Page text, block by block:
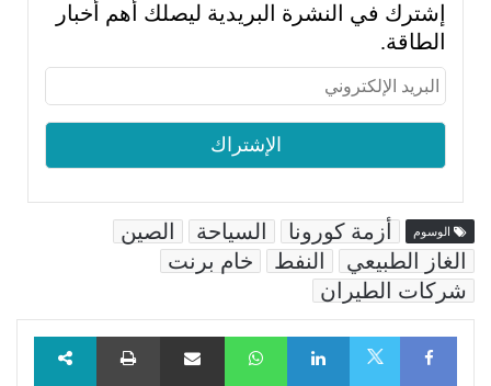
إشترك في النشرة البريدية ليصلك أهم أخبار
الطاقة.
الوسوم أزمة كورونا السياحة
الصين
الغاز الطبيعي
النفط
خام برنت
شركات الطيران
Facebook
LinkedIn
WhatsAppمشاركة عبر البريد طباعة